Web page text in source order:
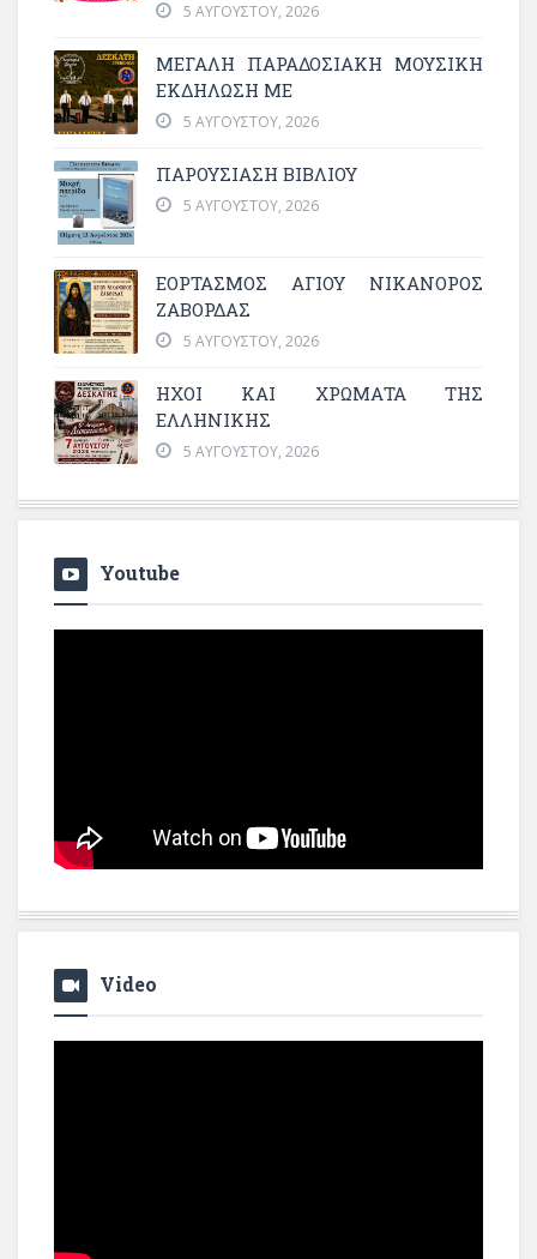
5 ΑΥΓΟΎΣΤΟΥ, 2026
ΜΕΓΆΛΗ ΠΑΡΑΔΟΣΙΑΚΉ ΜΟΥΣΙΚΉ
ΕΚΔΉΛΩΣΗ ΜΕ
5 ΑΥΓΟΎΣΤΟΥ, 2026
ΠΑΡΟΥΣΙΑΣΗ ΒΙΒΛΙΟΥ
5 ΑΥΓΟΎΣΤΟΥ, 2026
ΕΟΡΤΑΣΜΟΣ ΑΓΙΟΥ ΝΙΚΑΝΟΡΟΣ
ΖΑΒΟΡΔΑΣ
5 ΑΥΓΟΎΣΤΟΥ, 2026
ΗΧΟΙ ΚΑΙ ΧΡΩΜΑΤΑ ΤΗΣ
ΕΛΛΗΝΙΚΗΣ
5 ΑΥΓΟΎΣΤΟΥ, 2026
Youtube
Video